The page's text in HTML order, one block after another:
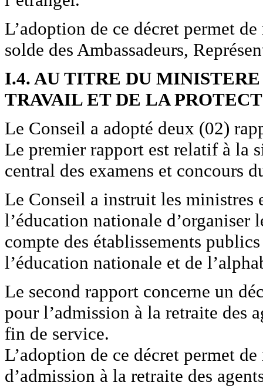
L’adoption de ce décret permet
solde des Ambassadeurs,
I.4. AU TITRE DU
TRAVAIL ET DE LA
Le Conseil a adopté deux (02)
Le premier rapport est relatif à la
central des examens et concours
Le Conseil a instruit les ministres
l’éducation nationale d’organiser
compte des établissements
l’éducation nationale et de
Le second rapport concerne un
pour l’admission à la retraite des
fin de service.
L’adoption de ce décret permet
d’admission à la retraite des